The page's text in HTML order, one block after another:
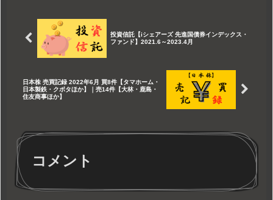
投資信託【iシェアーズ 先進国債券インデックス・
ファンド】2021.6～2023.4月
日本株 売買記録 2022年6月 買8件【タマホーム・
日本製鉄・クボタほか】｜売14件【大林・鹿島・
住友商事ほか】
コメント